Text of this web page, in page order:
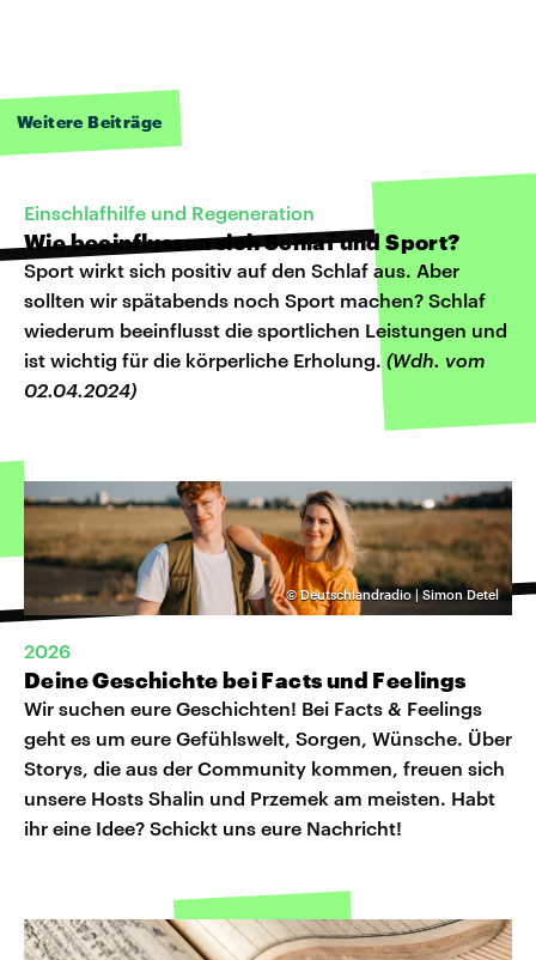
Weitere Beiträge
Einschlafhilfe und Regeneration
Wie beeinflussen sich Schlaf und Sport?
Sport wirkt sich positiv auf den Schlaf aus. Aber
sollten wir spätabends noch Sport machen? Schlaf
wiederum beeinflusst die sportlichen Leistungen und
ist wichtig für die körperliche Erholung. (Wdh. vom
02.04.2024)
©Deutschlandradio | Simon Detel
2026
Deine Geschichte bei Facts und Feelings
Wir suchen eure Geschichten! Bei Facts & Feelings
geht es um eure Gefühlswelt, Sorgen, Wünsche. Über
Storys, die aus der Community kommen, freuen sich
unsere Hosts Shalin und Przemek am meisten. Habt
ihr eine Idee? Schickt uns eure Nachricht!